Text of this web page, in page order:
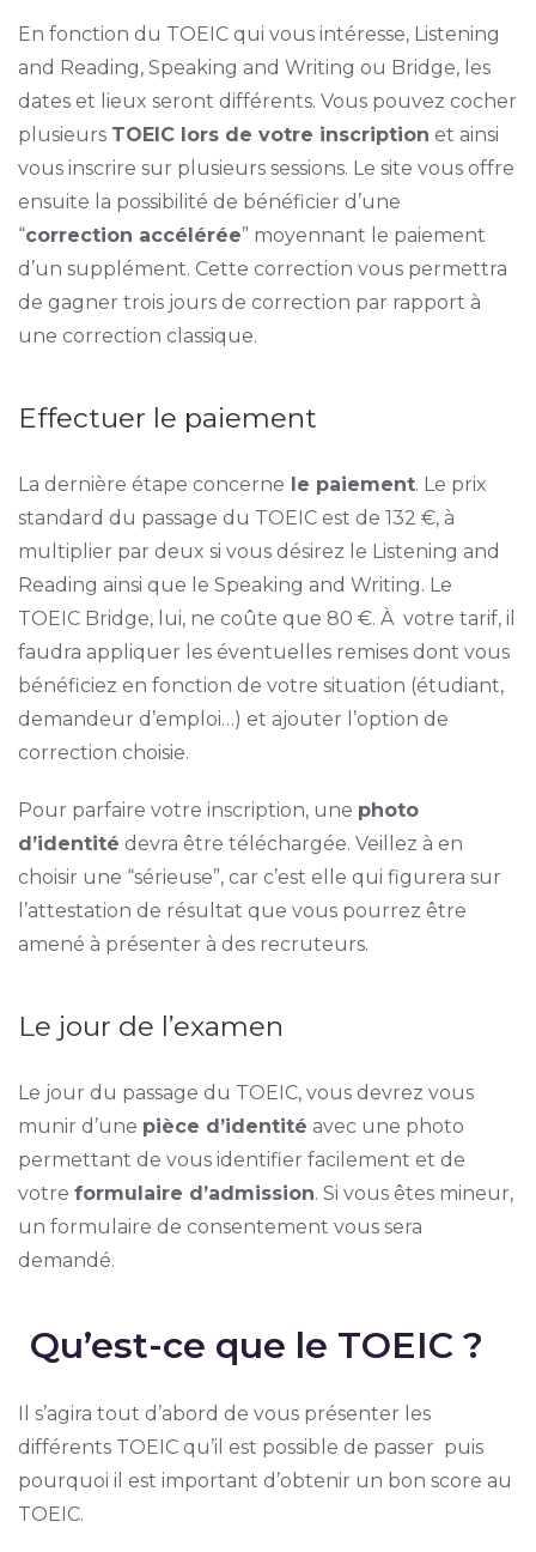
En fonction du TOEIC qui vous intéresse, Listening
and Reading, Speaking and Writing ou Bridge, les
dates et lieux seront différents. Vous pouvez cocher
plusieurs TOEIC lors de votre inscription et ainsi
vous inscrire sur plusieurs sessions. Le site vous offre
ensuite la possibilité de bénéficier d’une
“correction accélérée” moyennant le paiement
d’un supplément. Cette correction vous permettra
de gagner trois jours de correction par rapport à
une correction classique.
Effectuer le paiement
La dernière étape concerne le paiement. Le prix
standard du passage du TOEIC est de 132 €, à
multiplier par deux si vous désirez le Listening and
Reading ainsi que le Speaking and Writing. Le
TOEIC Bridge, lui, ne coûte que 80 €. À votre tarif, il
faudra appliquer les éventuelles remises dont vous
bénéficiez en fonction de votre situation (étudiant,
demandeur d’emploi…) et ajouter l’option de
correction choisie.
Pour parfaire votre inscription, une photo
d’identité devra être téléchargée. Veillez à en
choisir une “sérieuse”, car c’est elle qui figurera sur
l’attestation de résultat que vous pourrez être
amené à présenter à des recruteurs.
Le jour de l’examen
Le jour du passage du TOEIC, vous devrez vous
munir d’une pièce d’identité avec une photo
permettant de vous identifier facilement et de
votre formulaire d’admission. Si vous êtes mineur,
un formulaire de consentement vous sera
demandé.
Qu’est-ce que le TOEIC ?
Il s’agira tout d’abord de vous présenter les
différents TOEIC qu’il est possible de passer puis
pourquoi il est important d’obtenir un bon score au
TOEIC.